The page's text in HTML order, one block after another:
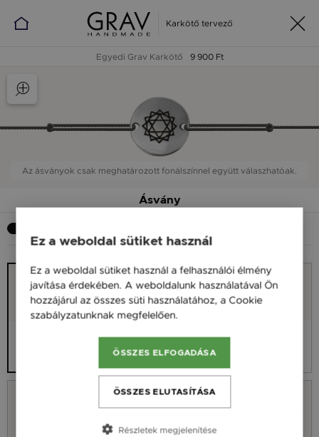
Karkötő tervező
Egyedi Grav Karkötő 9 900 Ft
Az ásványok csak meghatározott fonálszínnel együtt válaszhatóak.
Ásvány
3 990 Ft
Ez a weboldal sütiket használ
Ez a weboldal sütiket használ a felhasználói élmény
javítása érdekében. A weboldalunk használatával Ön
hozzájárul az összes süti használatához, a Cookie
szabályzatunknak megfelelően.
ÖSSZES ELFOGADÁSA
ÖSSZES ELUTASÍTÁSA
Részletek megjelenítése